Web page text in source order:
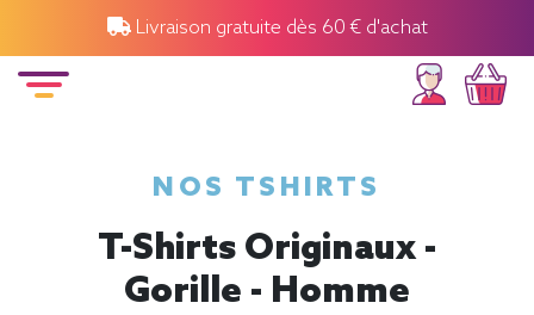
Livraison gratuite dès 60 € d'achat
NOS TSHIRTS
T-Shirts Originaux -
Gorille - Homme